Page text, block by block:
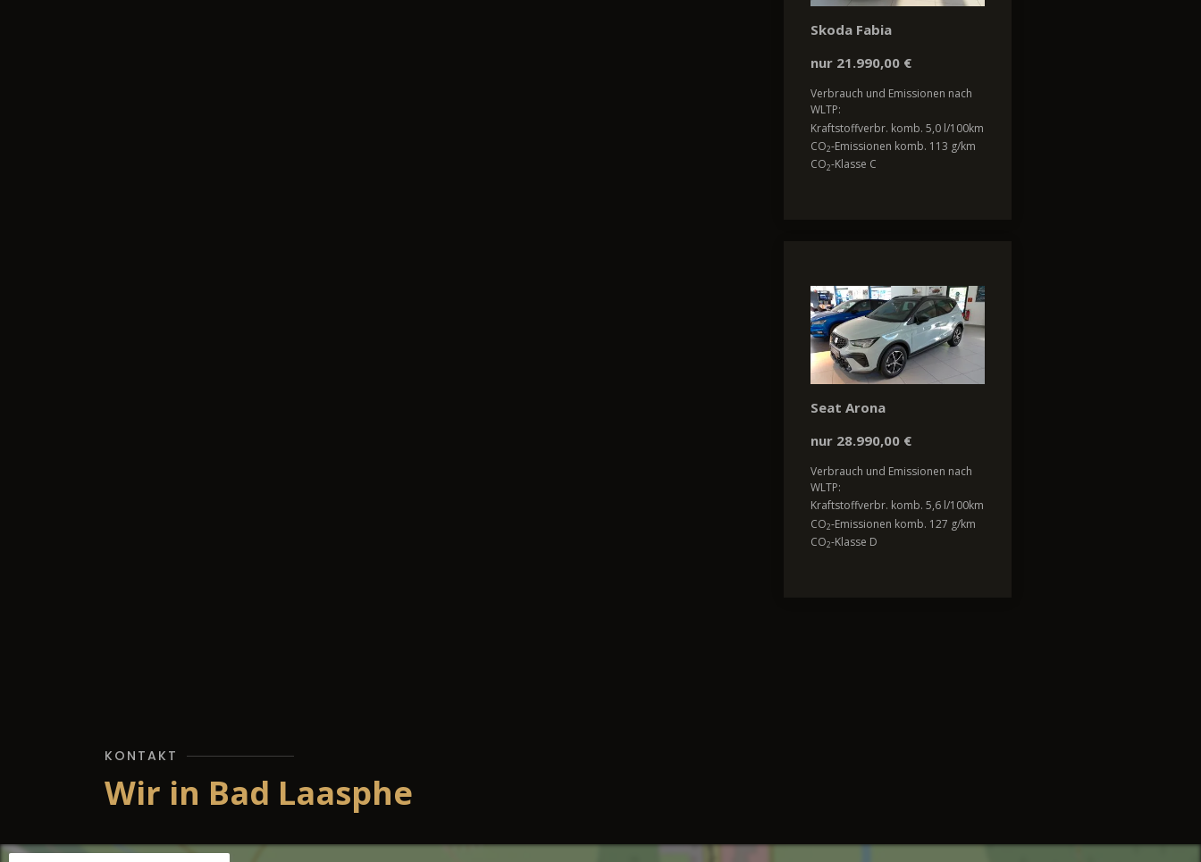
Skoda Fabia
nur 21.990,00 €
Verbrauch und Emissionen nach
WLTP:
Kraftstoffverbr. komb. 5,0 l/100km
CO2-Emissionen komb. 113 g/km
CO2-Klasse C
Seat Arona
nur 28.990,00 €
Verbrauch und Emissionen nach
WLTP:
Kraftstoffverbr. komb. 5,6 l/100km
CO2-Emissionen komb. 127 g/km
CO2-Klasse D
KONTAKT
Wir in Bad Laasphe